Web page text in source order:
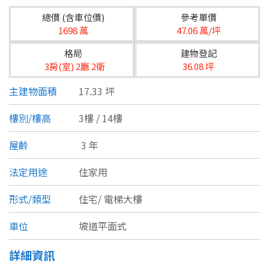
台北市
基隆市
新北市
宜蘭縣
桃園市
新竹市
新竹縣
苗栗縣
台中市
類型(可複選)
公寓
別墅 透天厝
農舍 辦公
總價 (含車位價)
1698 萬
參考單價
47.06 萬/坪
格局
3房(室) 2廳 2衛
建物登記
36.08 坪
主建物面積
17.33 坪
樓別/樓高
3樓 / 14樓
屋齡
3 年
法定用途
住家用
形式/類型
住宅/ 電梯大樓
車位
坡道平面式
詳細資訊